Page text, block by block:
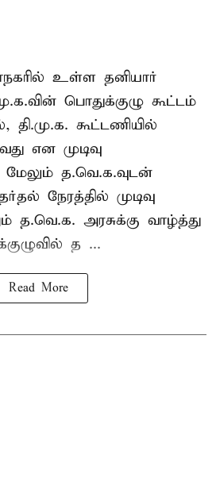
உள்ள தனியார்
பொதுக்குழு கூட்டம்
தி.மு.க. கூட்டணியில்
என முடிவு
த.வெ.க.வுடன்
நேரத்தில் முடிவு
த.வெ.க. அரசுக்கு வாழ்த்து
த ...
Read More